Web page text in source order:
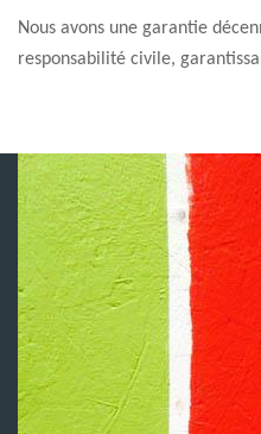
Nous avons une garantie
responsabilité civile,